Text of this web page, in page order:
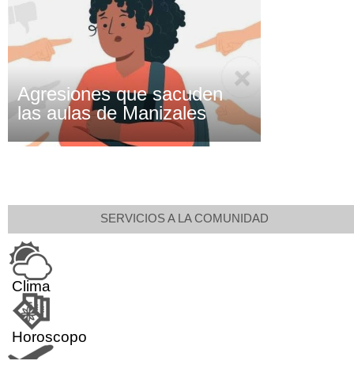
Agresiones que sacuden
las aulas de Manizales
SERVICIOS A LA COMUNIDAD
Clima
Horoscopo